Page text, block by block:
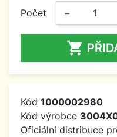
Počet −

Kód 1000002980
Kód výrobce
Oficiální distribuce